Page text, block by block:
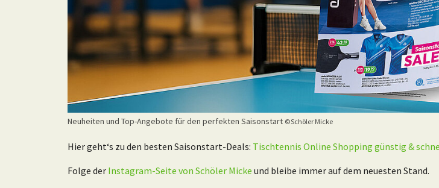
Neuheiten und Top-Angebote für den perfekten Saisonstart ©Schöler Micke
Hier geht‘s zu den besten Saisonstart-Deals: Tischtennis Online Shopping günstig &
Folge der Instagram-Seite von Schöler Micke und bleibe immer auf dem neuesten Stand.